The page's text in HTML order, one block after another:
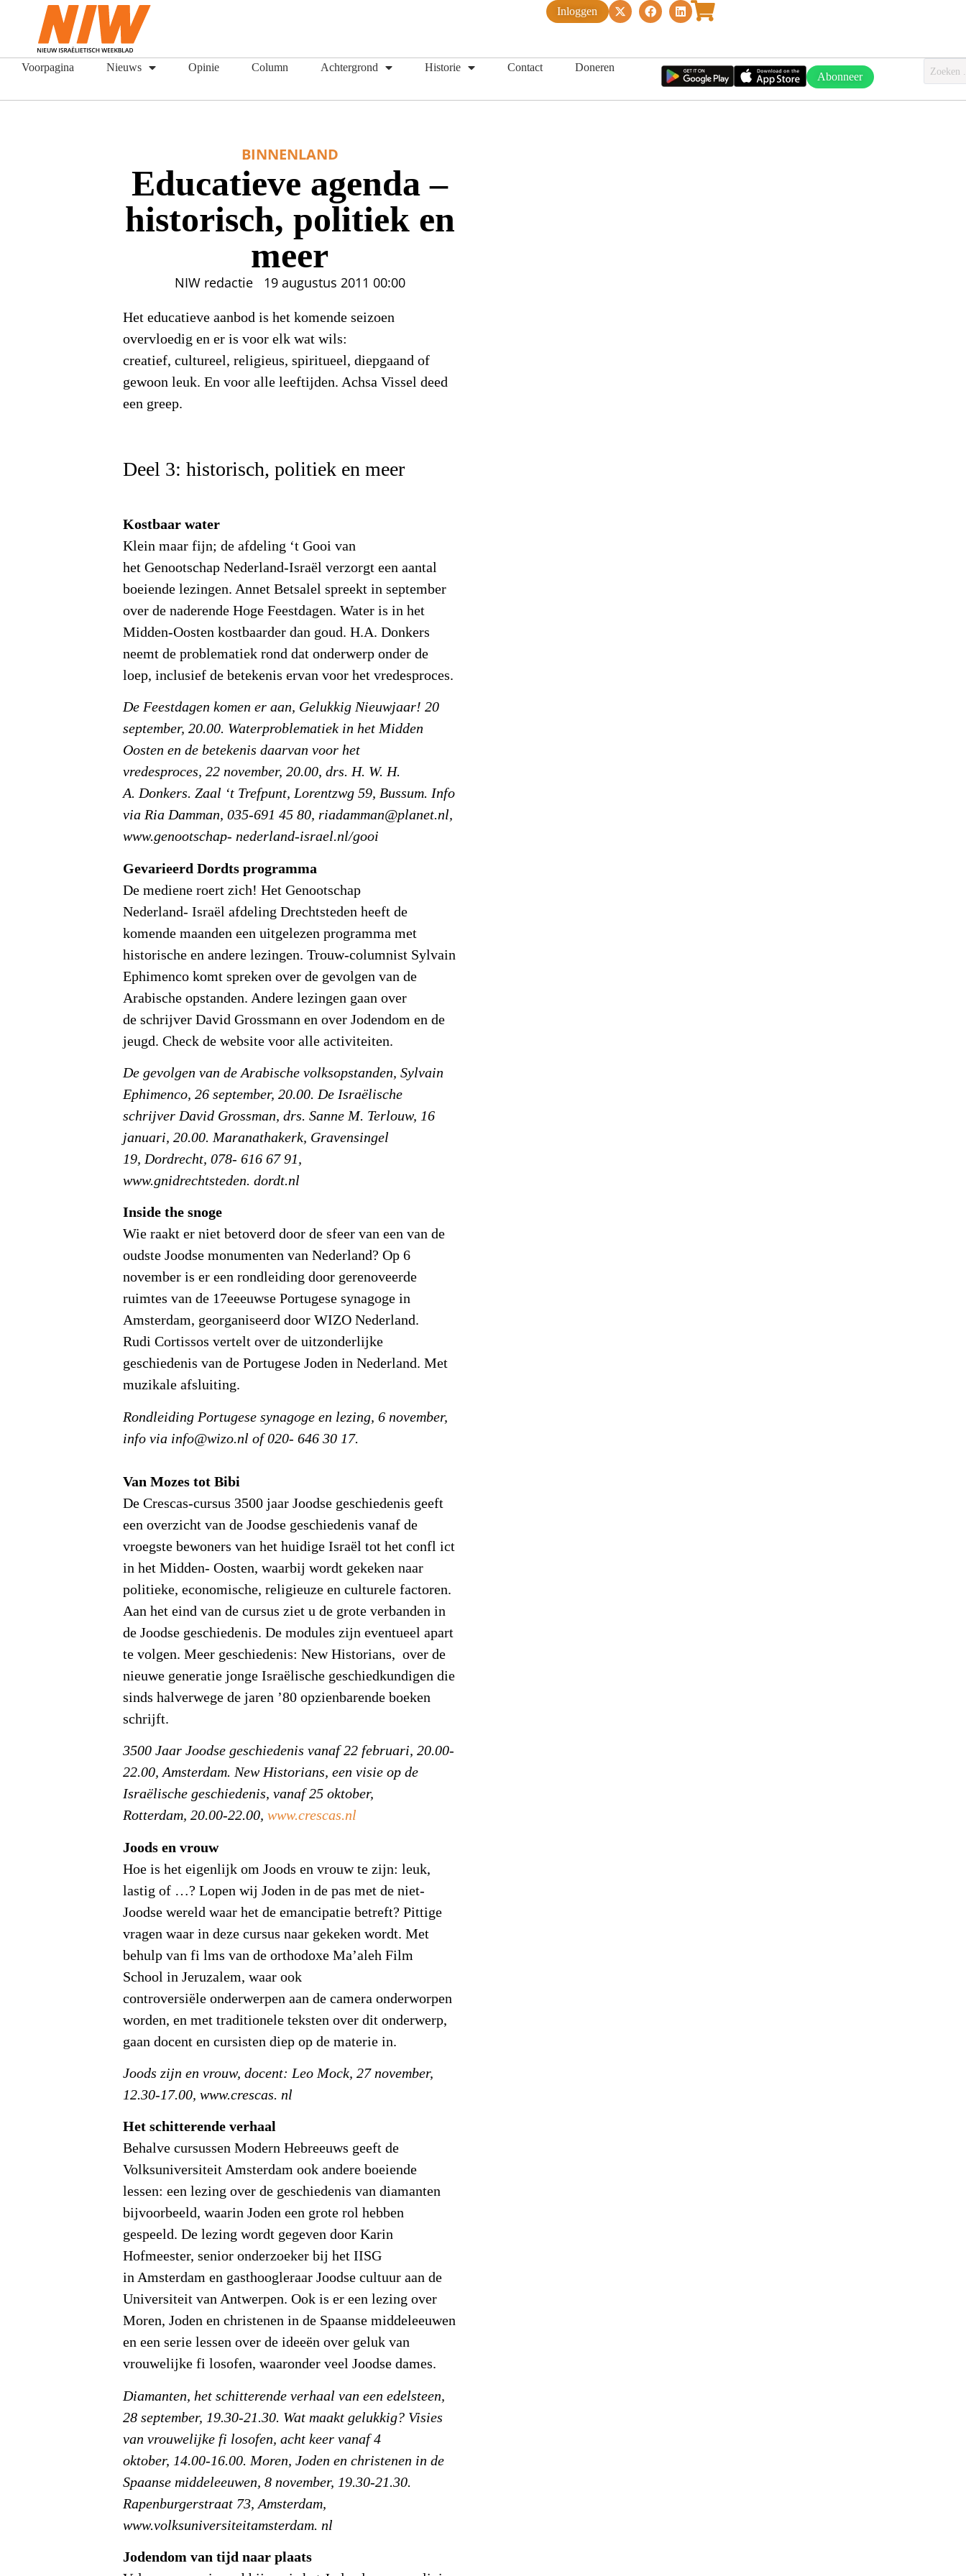
Inloggen
Voorpagina Nieuws Opinie Column Achtergrond Historie Contact Doneren
Abonneer
BINNENLAND
Educatieve agenda –
historisch, politiek en
meer
NIW redactie 19 augustus 2011 00:00
Het educatieve aanbod is het komende seizoen
overvloedig en er is voor elk wat wils:
creatief, cultureel, religieus, spiritueel, diepgaand of
gewoon leuk. En voor alle leeftijden. Achsa Vissel deed
een greep.
Deel 3: historisch, politiek en meer
Kostbaar water
Klein maar fijn; de afdeling ‘t Gooi van
het Genootschap Nederland-Israël verzorgt een aantal
boeiende lezingen. Annet Betsalel spreekt in september
over de naderende Hoge Feestdagen. Water is in het
Midden-Oosten kostbaarder dan goud. H.A. Donkers
neemt de problematiek rond dat onderwerp onder de
loep, inclusief de betekenis ervan voor het vredesproces.
De Feestdagen komen er aan, Gelukkig Nieuwjaar! 20
september, 20.00. Waterproblematiek in het Midden
Oosten en de betekenis daarvan voor het
vredesproces, 22 november, 20.00, drs. H. W. H.
A. Donkers. Zaal ‘t Trefpunt, Lorentzwg 59, Bussum. Info
via Ria Damman, 035-691 45 80, riadamman@planet.nl,
www.genootschap- nederland-israel.nl/gooi
Gevarieerd Dordts programma
De mediene roert zich! Het Genootschap
Nederland- Israël afdeling Drechtsteden heeft de
komende maanden een uitgelezen programma met
historische en andere lezingen. Trouw-columnist Sylvain
Ephimenco komt spreken over de gevolgen van de
Arabische opstanden. Andere lezingen gaan over
de schrijver David Grossmann en over Jodendom en de
jeugd. Check de website voor alle activiteiten.
De gevolgen van de Arabische volksopstanden, Sylvain
Ephimenco, 26 september, 20.00. De Israëlische
schrijver David Grossman, drs. Sanne M. Terlouw, 16
januari, 20.00. Maranathakerk, Gravensingel
19, Dordrecht, 078- 616 67 91,
www.gnidrechtsteden. dordt.nl
Inside the snoge
Wie raakt er niet betoverd door de sfeer van een van de
oudste Joodse monumenten van Nederland? Op 6
november is er een rondleiding door gerenoveerde
ruimtes van de 17eeeuwse Portugese synagoge in
Amsterdam, georganiseerd door WIZO Nederland.
Rudi Cortissos vertelt over de uitzonderlijke
geschiedenis van de Portugese Joden in Nederland. Met
muzikale afsluiting.
Rondleiding Portugese synagoge en lezing, 6 november,
info via info@wizo.nl of 020- 646 30 17.
Van Mozes tot Bibi
De Crescas-cursus 3500 jaar Joodse geschiedenis geeft
een overzicht van de Joodse geschiedenis vanaf de
vroegste bewoners van het huidige Israël tot het confl ict
in het Midden- Oosten, waarbij wordt gekeken naar
politieke, economische, religieuze en culturele factoren.
Aan het eind van de cursus ziet u de grote verbanden in
de Joodse geschiedenis. De modules zijn eventueel apart
te volgen. Meer geschiedenis: New Historians, over de
nieuwe generatie jonge Israëlische geschiedkundigen die
sinds halverwege de jaren ’80 opzienbarende boeken
schrijft.
3500 Jaar Joodse geschiedenis vanaf 22 februari, 20.00-
22.00, Amsterdam. New Historians, een visie op de
Israëlische geschiedenis, vanaf 25 oktober,
Rotterdam, 20.00-22.00,www.crescas.nl
Joods en vrouw
Hoe is het eigenlijk om Joods en vrouw te zijn: leuk,
lastig of …? Lopen wij Joden in de pas met de niet-
Joodse wereld waar het de emancipatie betreft? Pittige
vragen waar in deze cursus naar gekeken wordt. Met
behulp van fi lms van de orthodoxe Ma’aleh Film
School in Jeruzalem, waar ook
controversiële onderwerpen aan de camera onderworpen
worden, en met traditionele teksten over dit onderwerp,
gaan docent en cursisten diep op de materie in.
Joods zijn en vrouw, docent: Leo Mock, 27 november,
12.30-17.00, www.crescas. nl
Het schitterende verhaal
Behalve cursussen Modern Hebreeuws geeft de
Volksuniversiteit Amsterdam ook andere boeiende
lessen: een lezing over de geschiedenis van diamanten
bijvoorbeeld, waarin Joden een grote rol hebben
gespeeld. De lezing wordt gegeven door Karin
Hofmeester, senior onderzoeker bij het IISG
in Amsterdam en gasthoogleraar Joodse cultuur aan de
Universiteit van Antwerpen. Ook is er een lezing over
Moren, Joden en christenen in de Spaanse middeleeuwen
en een serie lessen over de ideeën over geluk van
vrouwelijke fi losofen, waaronder veel Joodse dames.
Diamanten, het schitterende verhaal van een edelsteen,
28 september, 19.30-21.30. Wat maakt gelukkig? Visies
van vrouwelijke fi losofen, acht keer vanaf 4
oktober, 14.00-16.00. Moren, Joden en christenen in de
Spaanse middeleeuwen, 8 november, 19.30-21.30.
Rapenburgerstraat 73, Amsterdam,
www.volksuniversiteitamsterdam. nl
Jodendom van tijd naar plaats